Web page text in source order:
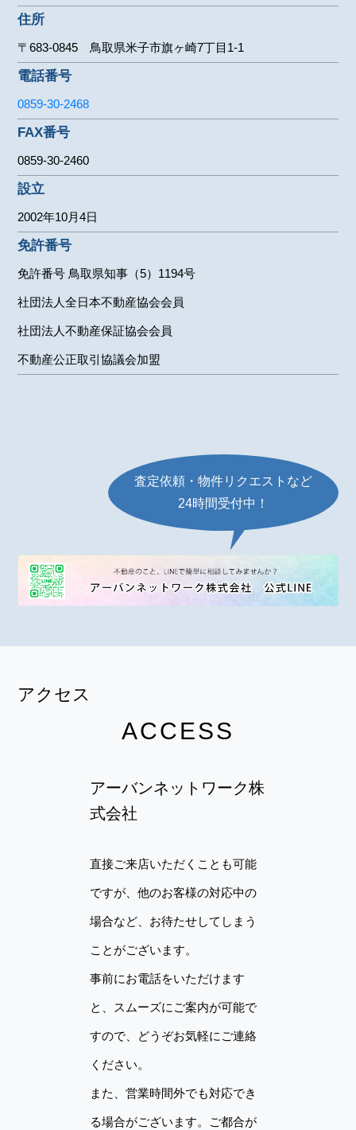
住所
〒683-0845 鳥取県米子市旗ヶ崎7丁目1-1
電話番号
0859-30-2468
FAX番号
0859-30-2460
設立
2002年10月4日
免許番号
免許番号 鳥取県知事（5）1194号
社団法人全日本不動産協会会員
社団法人不動産保証協会会員
不動産公正取引協議会加盟
査定依頼・物件リクエストなど
24時間受付中！
アクセス
ACCESS
アーバンネットワーク株
式会社​​
直接ご来店いただくことも可能
ですが、他のお客様の対応中の
場合など、お待たせしてしまう
ことがございます。
事前にお電話をいただけます
と、スムーズにご案内が可能で
すので、どうぞお気軽にご連絡
ください。
また、営業時間外でも対応でき
る場合がございます。ご都合が